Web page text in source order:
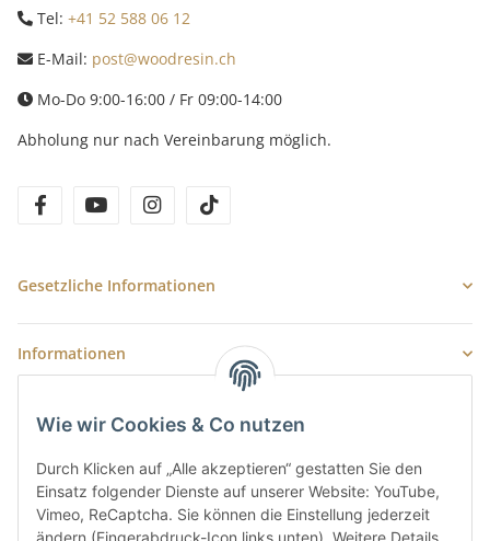
Wie wir Cookies & Co nutzen
Durch Klicken auf „Alle akzeptieren“ gestatten Sie den
Einsatz folgender Dienste auf unserer Website: YouTube,
Vimeo, ReCaptcha. Sie können die Einstellung jederzeit
Tel: +41 52 588 06 12
E-Mail: post@woodresin.ch
Mo-Do 9:00-16:00 / Fr 09:00-14:00
Abholung nur nach Vereinbarung möglich.
facebookyoutube instagram
Gesetzliche Informationen
Informationen
Newsletter Abonnieren
Bitte senden Sie mir entsprechend IhrerDatenschutzerklärungregelmäßig